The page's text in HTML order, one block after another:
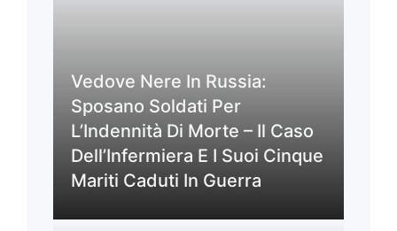
Vedove Nere In Russia:
Sposano Soldati Per
L’Indennità Di Morte – Il Caso
Dell’Infermiera E I Suoi Cinque
Mariti Caduti In Guerra